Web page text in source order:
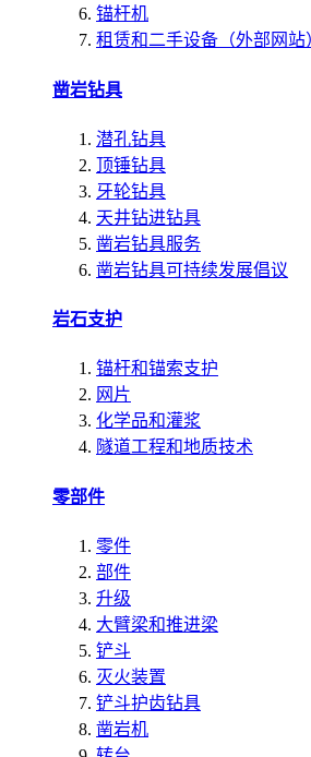
锚杆机
租赁和二手设备（外部网站
凿岩钻具
潜孔钻具
顶锤钻具
牙轮钻具
天井钻进钻具
凿岩钻具服务
凿岩钻具可持续发展倡议
岩石支护
锚杆和锚索支护
网片
化学品和灌浆
隧道工程和地质技术
零部件
零件
部件
升级
大臂梁和推进梁
铲斗
灭火装置
铲斗护齿钻具
凿岩机